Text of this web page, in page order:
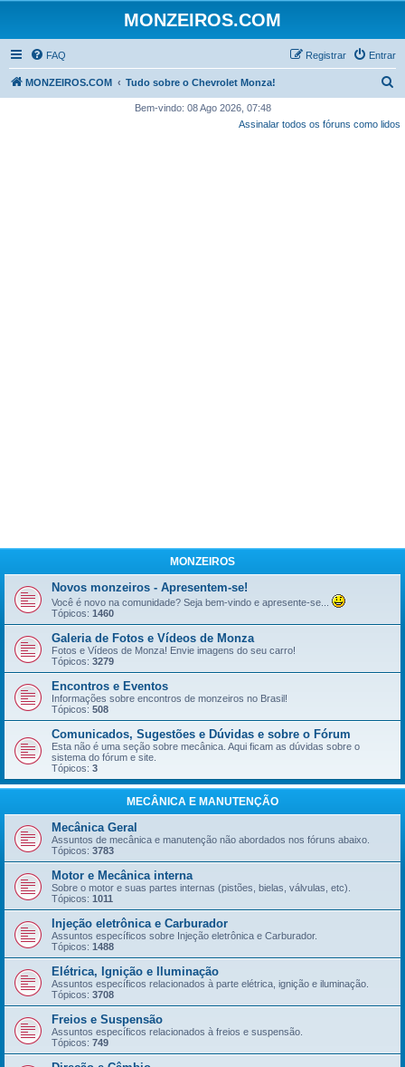
MONZEIROS.COM
FAQ Entrar
Registrar
MONZEIROS.COM Tudo sobre o Chevrolet Monza!
s
Bem-vindo: 08 Ago 2026, 07:48
Assinalar todos os fóruns como lidos
MONZEIROS
Novos monzeiros - Apresentem-se!
Você é novo na comunidade? Seja bem-vindo e apresente-se...
Tópicos: 1460
Galeria de Fotos e Vídeos de Monza
Fotos e Vídeos de Monza! Envie imagens do seu carro!
Tópicos: 3279
Encontros e Eventos
Informações sobre encontros de monzeiros no Brasil!
Tópicos: 508
Comunicados, Sugestões e Dúvidas e sobre o Fórum
Esta não é uma seção sobre mecânica. Aqui ficam as dúvidas sobre o
sistema do fórum e site.
Tópicos: 3
MECÂNICA E MANUTENÇÃO
Mecânica Geral
Assuntos de mecânica e manutenção não abordados nos fóruns abaixo.
Tópicos: 3783
Motor e Mecânica interna
Sobre o motor e suas partes internas (pistões, bielas, válvulas, etc).
Tópicos: 1011
Injeção eletrônica e Carburador
Assuntos específicos sobre Injeção eletrônica e Carburador.
Tópicos: 1488
Elétrica, Ignição e Iluminação
Assuntos específicos relacionados à parte elétrica, ignição e iluminação.
Tópicos: 3708
Freios e Suspensão
Assuntos específicos relacionados à freios e suspensão.
Tópicos: 749